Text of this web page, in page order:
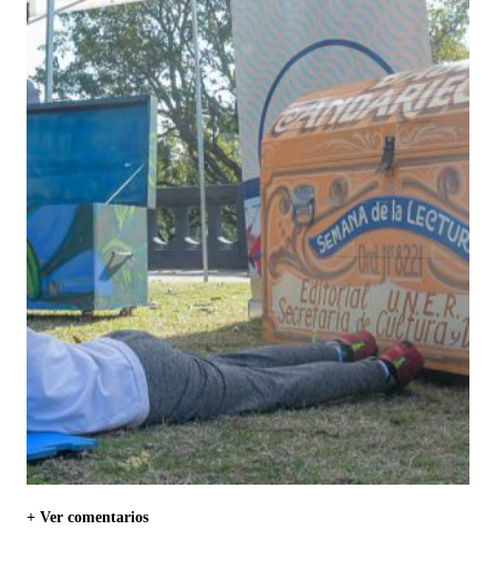
+ Ver comentarios